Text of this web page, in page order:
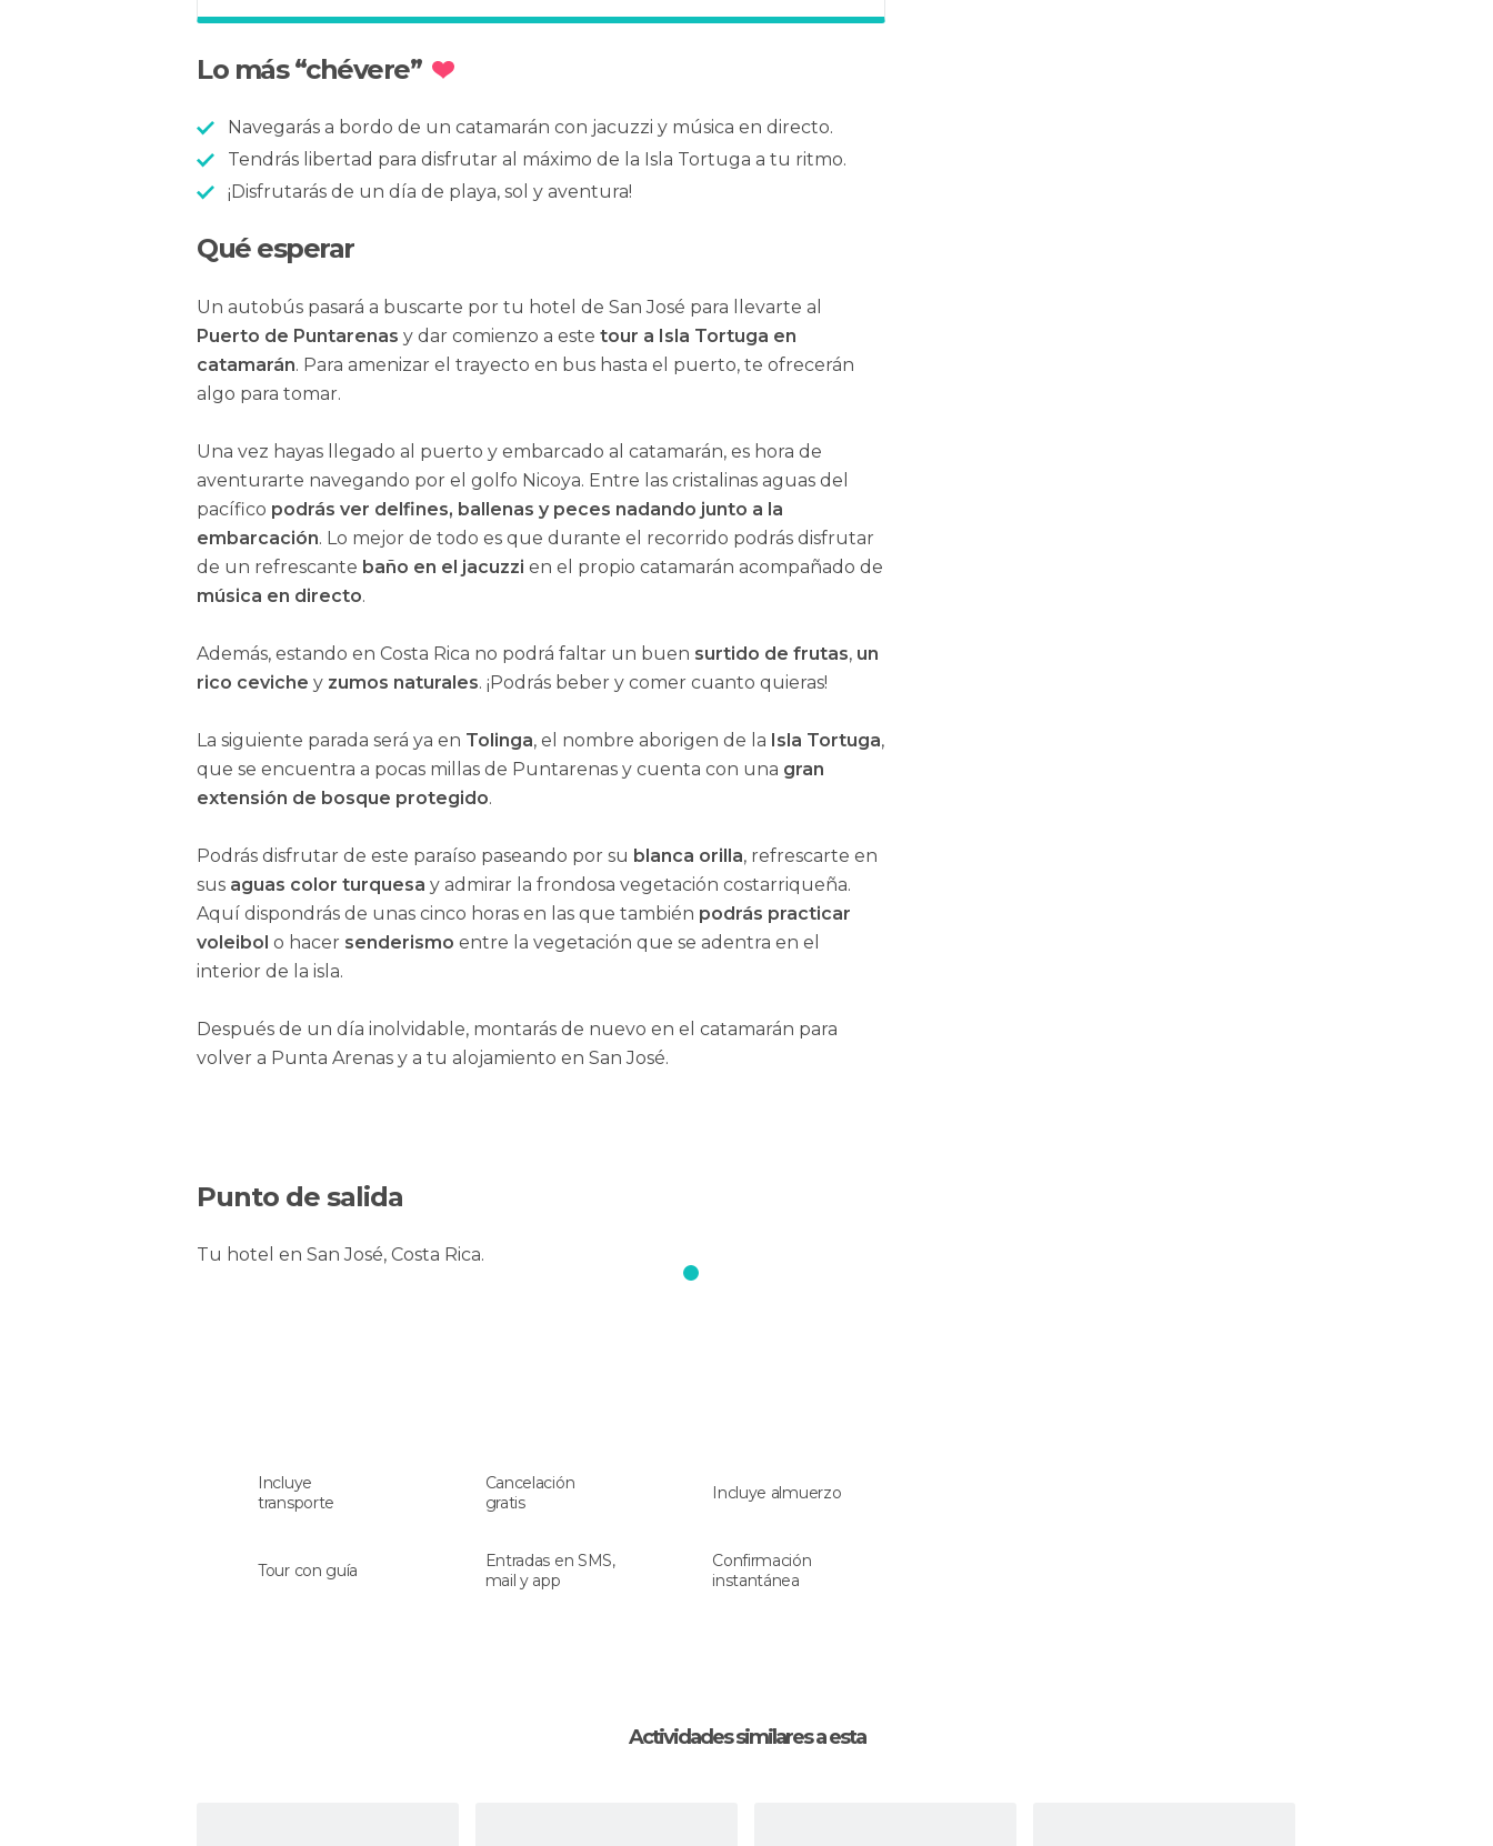
"La mejor experiencia"
"Un lugar increíble"
Lo más “chévere”
Navegarás a bordo de un catamarán con jacuzzi y música en directo.
Tendrás libertad para disfrutar al máximo de la Isla Tortuga a tu ritmo.
¡Disfrutarás de un día de playa, sol y aventura!
Qué esperar
Un autobús pasará a buscarte por tu hotel de San José para llevarte al
Puerto de Puntarenas y dar comienzo a este tour a Isla Tortuga en
catamarán. Para amenizar el trayecto en bus hasta el puerto, te ofrecerán
algo para tomar.
Una vez hayas llegado al puerto y embarcado al catamarán, es hora de
aventurarte navegando por el golfo Nicoya. Entre las cristalinas aguas del
pacífico podrás ver delfines, ballenas y peces nadando junto a la
embarcación. Lo mejor de todo es que durante el recorrido podrás disfrutar
de un refrescante baño en el jacuzzi en el propio catamarán acompañado de
música en directo.
Además, estando en Costa Rica no podrá faltar un buen surtido de frutas, un
rico ceviche y zumos naturales. ¡Podrás beber y comer cuanto quieras!
La siguiente parada será ya en Tolinga, el nombre aborigen de la Isla Tortuga,
que se encuentra a pocas millas de Puntarenas y cuenta con una gran
extensión de bosque protegido.
Podrás disfrutar de este paraíso paseando por su blanca orilla, refrescarte en
sus aguas color turquesa y admirar la frondosa vegetación costarriqueña.
Aquí dispondrás de unas cinco horas en las que también podrás practicar
voleibol o hacer senderismo entre la vegetación que se adentra en el
interior de la isla.
Después de un día inolvidable, montarás de nuevo en el catamarán para
volver a Punta Arenas y a tu alojamiento en San José.
Punto de salida
Tu hotel en San José, Costa Rica.
Incluye
transporte
Cancelación
gratis
Incluye almuerzo
Tour con guía
Entradas en SMS,
mail y app
Confirmación
instantánea
Actividades similares a esta